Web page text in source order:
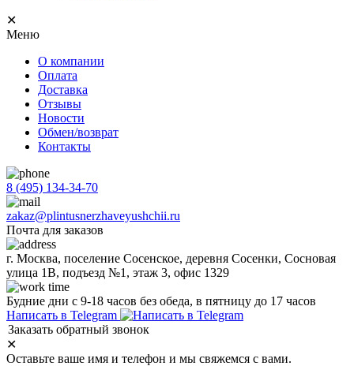
✕
Меню
О компании
Оплата
Доставка
Отзывы
Новости
Обмен/возврат
Контакты
8 (495) 134-34-70
zakaz@plintusnerzhaveyushchii.ru
Почта для заказов
г. Москва, поселение Сосенское, деревня Сосенки, Сосновая
улица 1В, подъезд №1, этаж 3, офис 1329
Будние дни с 9-18 часов без обеда, в пятницу до 17 часов
Написать в Telegram
Заказать обратный звонок
✕
Оставьте ваше имя и телефон и мы свяжемся с вами.